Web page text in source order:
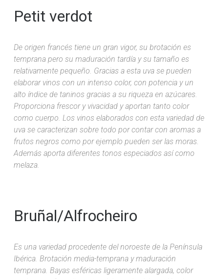
Petit verdot
De origen francés tiene un gran vigor, su brotación es
temprana pero su maduración tardía y su tamaño es
relativamente pequeño. Gracias a esta uva se pueden
elaborar vinos con un intenso color, con potencia y un
alto índice de taninos gracias a su riqueza en azúcares.
Proporciona frescor y vivacidad y aportan tanto color
como cuerpo. Los vinos elaborados con esta variedad de
uva se caracterizan sobre todo por contar con aromas a
frutos negros como por ejemplo pueden ser las moras.
Además aporta diferentes tonos especiados así como
melaza.
Bruñal/Alfrocheiro
Es una variedad procedente del noroeste de la Península
Ibérica. Brotación media-temprana y maduración
temprana. Bayas esféricas ligeramente alargada, color